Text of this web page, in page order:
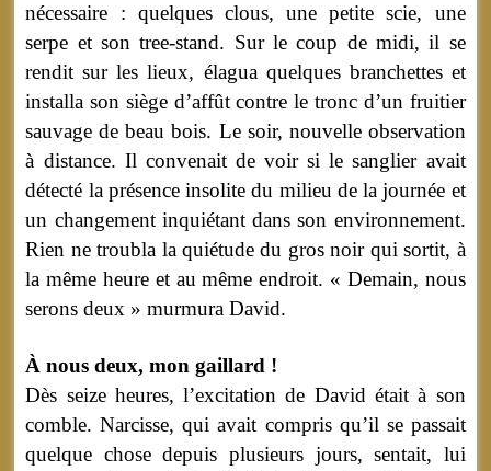
nécessaire : quelques clous, une petite scie, une
serpe et son tree-stand. Sur le coup de midi, il se
rendit sur les lieux, élagua quelques branchettes et
installa son siège d’affût contre le tronc d’un fruitier
sauvage de beau bois. Le soir, nouvelle observation
à distance. Il convenait de voir si le sanglier avait
détecté la présence insolite du milieu de la journée et
un changement inquiétant dans son environnement.
Rien ne troubla la quiétude du gros noir qui sortit, à
la même heure et au même endroit. « Demain, nous
serons deux » murmura David.
À nous deux, mon gaillard !
Dès seize heures, l’excitation de David était à son
comble. Narcisse, qui avait compris qu’il se passait
quelque chose depuis plusieurs jours, sentait, lui